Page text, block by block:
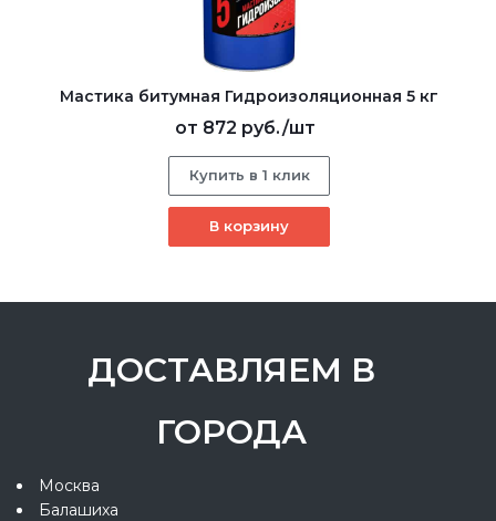
Мастика битумная Гидроизоляционная 5 кг
от 872 руб./шт
Купить в 1 клик
В корзину
ДОСТАВЛЯЕМ В
ГОРОДА
Москва
Балашиха